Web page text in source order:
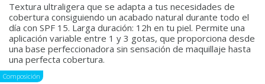
Textura ultraligera que se adapta a tus necesidades de
cobertura consiguiendo un acabado natural durante todo el
día con SPF 15. Larga duración: 12h en tu piel. Permite una
aplicación variable entre 1 y 3 gotas, que proporciona desde
una base perfeccionadora sin sensación de maquillaje hasta
una perfecta cobertura.
Composición